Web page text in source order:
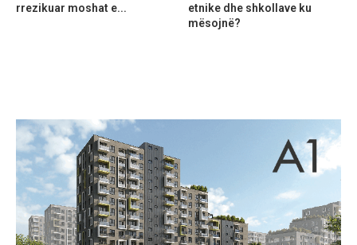
rrezikuar moshat e...
etnike dhe shkollave ku
mësojnë?